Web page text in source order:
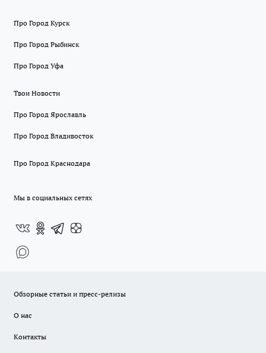
Про Город Курск
Про Город Рыбинск
Про Город Уфа
Твои Новости
Про Город Ярославль
Про Город Владивосток
Про Город Краснодара
Мы в социальных сетях
Обзорные статьи и пресс-релизы
О нас
Контакты